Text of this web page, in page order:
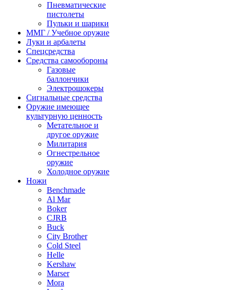
Пневматические
пистолеты
Пульки и шарики
ММГ / Учебное оружие
Луки и арбалеты
Спецсредства
Средства самообороны
Газовые
баллончики
Электрошокеры
Сигнальные средства
Оружие имеющее
культурную ценность
Метательное и
другое оружие
Милитария
Огнестрельное
оружие
Холодное оружие
Ножи
Benchmade
Al Mar
Boker
CJRB
Buck
City Brother
Cold Steel
Helle
Kershaw
Marser
Mora